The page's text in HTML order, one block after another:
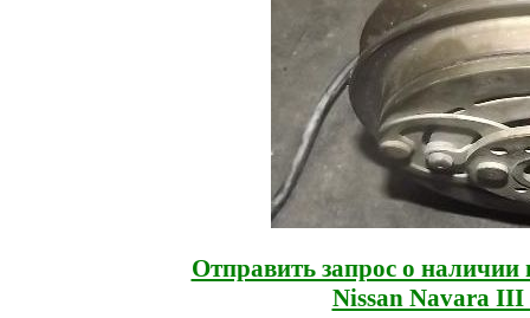
Отправить запрос о
Nissan Navara